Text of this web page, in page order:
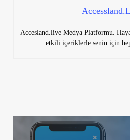
Accesland.live Medya Platformu.
etkili içeriklerle senin için